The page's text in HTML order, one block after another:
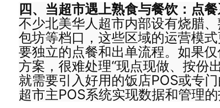
四、当超市遇上熟食与餐饮：点
不少北美华人超市内部设有烧腊
包坊等档口，这些区域的运营模
要独立的点餐和出单流程。如果
方案，很难处理“现点现做、按份
就需要引入好用的饭店POS或专
超市主POS系统实现数据和管理